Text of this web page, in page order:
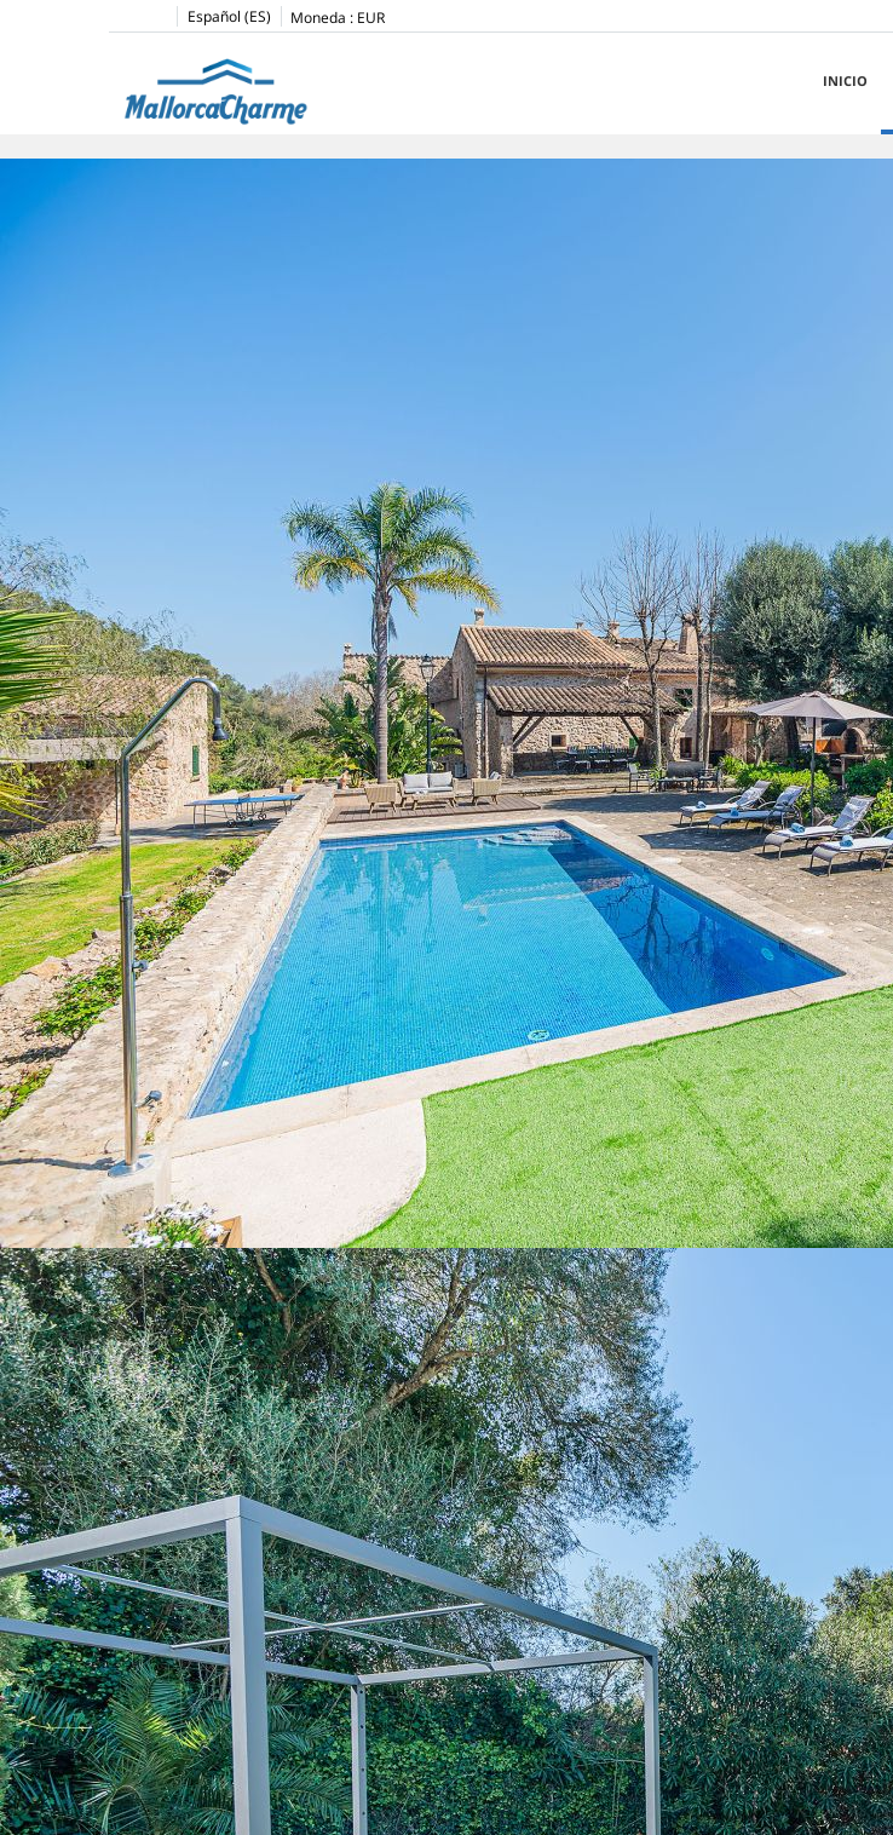
Español (ES) Moneda : EUR
INICIO